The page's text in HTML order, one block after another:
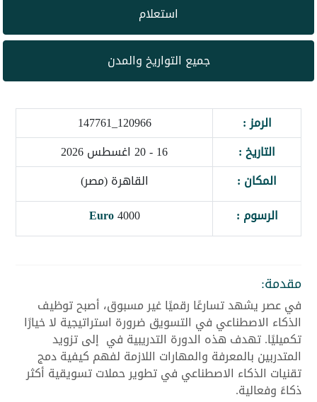
استعلام
جميع التواريخ والمدن
الرمز :
120966_147761
التاريخ :
16 - 20 اغسطس 2026
المكان :
القاهرة (مصر)
الرسوم :
4000
Euro
مقدمة:
في عصر يشهد تسارعًا رقميًا غير مسبوق، أصبح توظيف
الذكاء الاصطناعي في التسويق ضرورة استراتيجية لا خيارًا
تكميليًا. تهدف هذه الدورة التدريبية في إلى تزويد
المتدربين بالمعرفة والمهارات اللازمة لفهم كيفية دمج
تقنيات الذكاء الاصطناعي في تطوير حملات تسويقية أكثر
ذكاءً وفعالية.